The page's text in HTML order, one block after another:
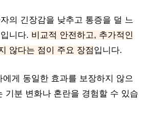
의 긴장감을 낮추고 통증을 덜 느
니다. 비교적 안전하고, 추가적인
않다는 점이 주요 장점입니다.
에게 동일한 효과를 보장하지 않으
기분 변화나 혼란을 경험할 수 있습